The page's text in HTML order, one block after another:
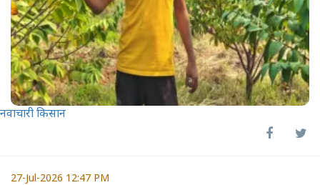
नवाचारी किसान
27-Jul-2026 12:47 PM